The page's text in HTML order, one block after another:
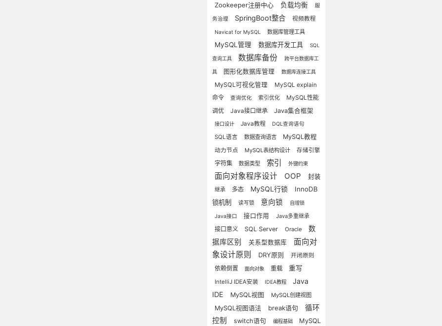
Zookeeper注册中心
负载均衡 服
务治理 SpringBoot整合 视频教程
Navicat for MySQL 数据库管理工具
MySQL管理 数据库开发工具 SQL
查询工具 数据库备份 跨平台数据库工
具 图形化数据库管理 数据库连接工具
MySQL可视化管理
MySQL explain
命令
查询优化 索引优化
MySQL性能
调优
Java接口继承 Java集合框架
接口设计 Java教程 DQL查询语句
SQL语言 数据查询语言 MySQL教程
动力节点 MySQL表结构设计 存储引擎
字符集 数据类型 索引 外键约束
面向对象程序设计 OOP 封装
继承 多态 MySQL行锁
InnoDB
锁机制
读写锁 意向锁 自增锁
Java接口 接口作用 Java多重继承
接口意义 SQL Server Oracle
数
据库区别
关系型数据库
面向对
象设计原则
DRY原则 开闭原则
依赖倒置 面向对象 重载 重写
IntelliJ IDEA安装 IDEA教程
Java
IDE
MySQL视图 MySQL创建视图
MySQL视图语法 break语句
循环
控制
switch语句 编程基础
MySQL